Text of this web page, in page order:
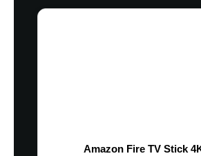
Amazon Fire TV Stick